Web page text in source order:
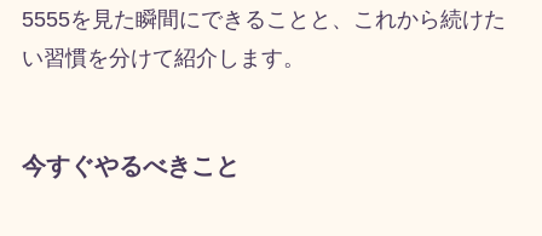
5555を見た瞬間にできることと、これから続けた
い習慣を分けて紹介します。
今すぐやるべきこと